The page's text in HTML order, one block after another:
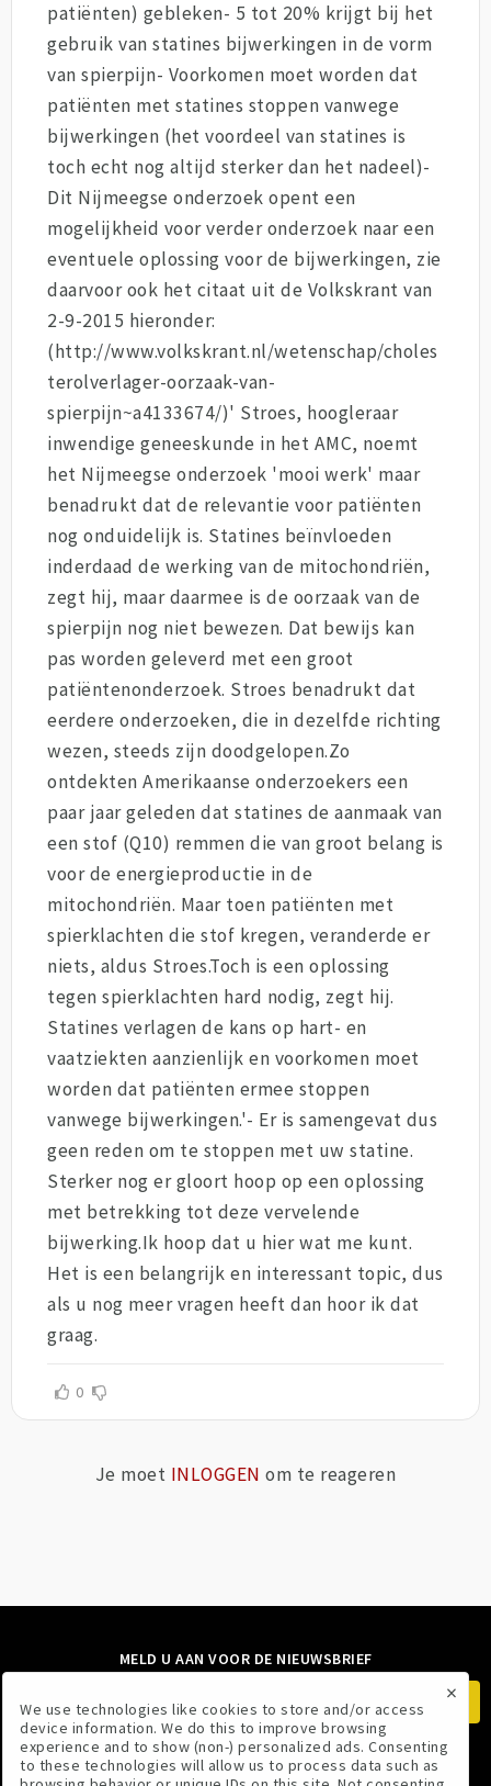
patiënten) gebleken- 5 tot 20% krijgt bij het
gebruik van statines bijwerkingen in de vorm
van spierpijn- Voorkomen moet worden dat
patiënten met statines stoppen vanwege
bijwerkingen (het voordeel van statines is
toch echt nog altijd sterker dan het nadeel)-
Dit Nijmeegse onderzoek opent een
mogelijkheid voor verder onderzoek naar een
eventuele oplossing voor de bijwerkingen, zie
daarvoor ook het citaat uit de Volkskrant van
2-9-2015 hieronder:
(http://www.volkskrant.nl/wetenschap/choles
terolverlager-oorzaak-van-
spierpijn~a4133674/)' Stroes, hoogleraar
inwendige geneeskunde in het AMC, noemt
het Nijmeegse onderzoek 'mooi werk' maar
benadrukt dat de relevantie voor patiënten
nog onduidelijk is. Statines beïnvloeden
inderdaad de werking van de mitochondriën,
zegt hij, maar daarmee is de oorzaak van de
spierpijn nog niet bewezen. Dat bewijs kan
pas worden geleverd met een groot
patiëntenonderzoek. Stroes benadrukt dat
eerdere onderzoeken, die in dezelfde richting
wezen, steeds zijn doodgelopen.Zo
ontdekten Amerikaanse onderzoekers een
paar jaar geleden dat statines de aanmaak van
een stof (Q10) remmen die van groot belang is
voor de energieproductie in de
mitochondriën. Maar toen patiënten met
spierklachten die stof kregen, veranderde er
niets, aldus Stroes.Toch is een oplossing
tegen spierklachten hard nodig, zegt hij.
Statines verlagen de kans op hart- en
vaatziekten aanzienlijk en voorkomen moet
worden dat patiënten ermee stoppen
vanwege bijwerkingen.'- Er is samengevat dus
geen reden om te stoppen met uw statine.
Sterker nog er gloort hoop op een oplossing
met betrekking tot deze vervelende
bijwerking.Ik hoop dat u hier wat me kunt.
Het is een belangrijk en interessant topic, dus
als u nog meer vragen heeft dan hoor ik dat
graag.
0
Je moet INLOGGEN om te reageren
MELD U AAN VOOR DE NIEUWSBRIEF
VOLG ONS
×
We use technologies like cookies to store and/or access
device information. We do this to improve browsing
experience and to show (non-) personalized ads. Consenting
to these technologies will allow us to process data such as